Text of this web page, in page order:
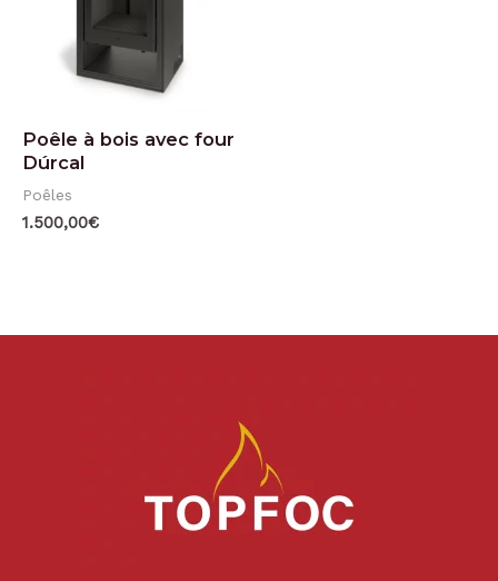
Poêle à bois avec four
Dúrcal
Poêles
1.500,00€